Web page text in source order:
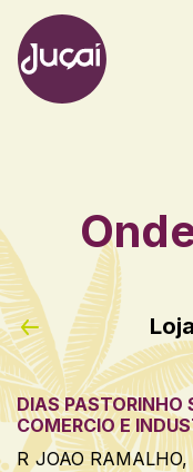
Main
DIAS PASTORINHO
COMERCIO E
R JOAO